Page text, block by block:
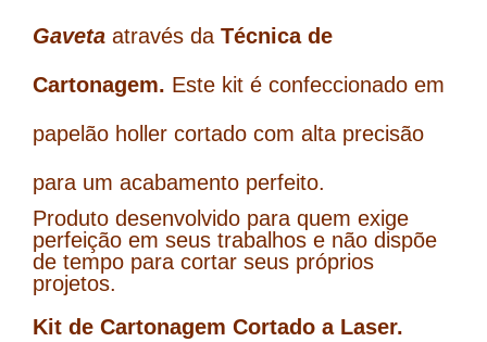
Gaveta através da Técnica de
Cartonagem. Este kit é confeccionado em
papelão holler cortado com alta precisão
para um acabamento perfeito.
Produto desenvolvido para quem exige
perfeição em seus trabalhos e não dispõe
de tempo para cortar seus próprios
projetos.
Kit de Cartonagem Cortado a Laser.